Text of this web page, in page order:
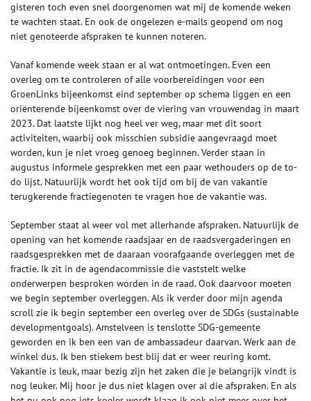
gisteren toch even snel doorgenomen wat mij de komende weken
te wachten staat. En ook de ongelezen e-mails geopend om nog
niet genoteerde afspraken te kunnen noteren.
Vanaf komende week staan er al wat ontmoetingen. Even een
overleg om te controleren of alle voorbereidingen voor een
GroenLinks bijeenkomst eind september op schema liggen en een
oriënterende bijeenkomst over de viering van vrouwendag in maart
2023. Dat laatste lijkt nog heel ver weg, maar met dit soort
activiteiten, waarbij ook misschien subsidie aangevraagd moet
worden, kun je niet vroeg genoeg beginnen. Verder staan in
augustus informele gesprekken met een paar wethouders op de to-
do lijst. Natuurlijk wordt het ook tijd om bij de van vakantie
terugkerende fractiegenoten te vragen hoe de vakantie was.
September staat al weer vol met allerhande afspraken. Natuurlijk de
opening van het komende raadsjaar en de raadsvergaderingen en
raadsgesprekken met de daaraan voorafgaande overleggen met de
fractie. Ik zit in de agendacommissie die vaststelt welke
onderwerpen besproken worden in de raad. Ook daarvoor moeten
we begin september overleggen. Als ik verder door mijn agenda
scroll zie ik begin september een overleg over de SDGs (sustainable
developmentgoals). Amstelveen is tenslotte SDG-gemeente
geworden en ik ben een van de ambassadeur daarvan. Werk aan de
winkel dus. Ik ben stiekem best blij dat er weer reuring komt.
Vakantie is leuk, maar bezig zijn het zaken die je belangrijk vindt is
nog leuker. Mij hoor je dus niet klagen over al die afspraken. En als